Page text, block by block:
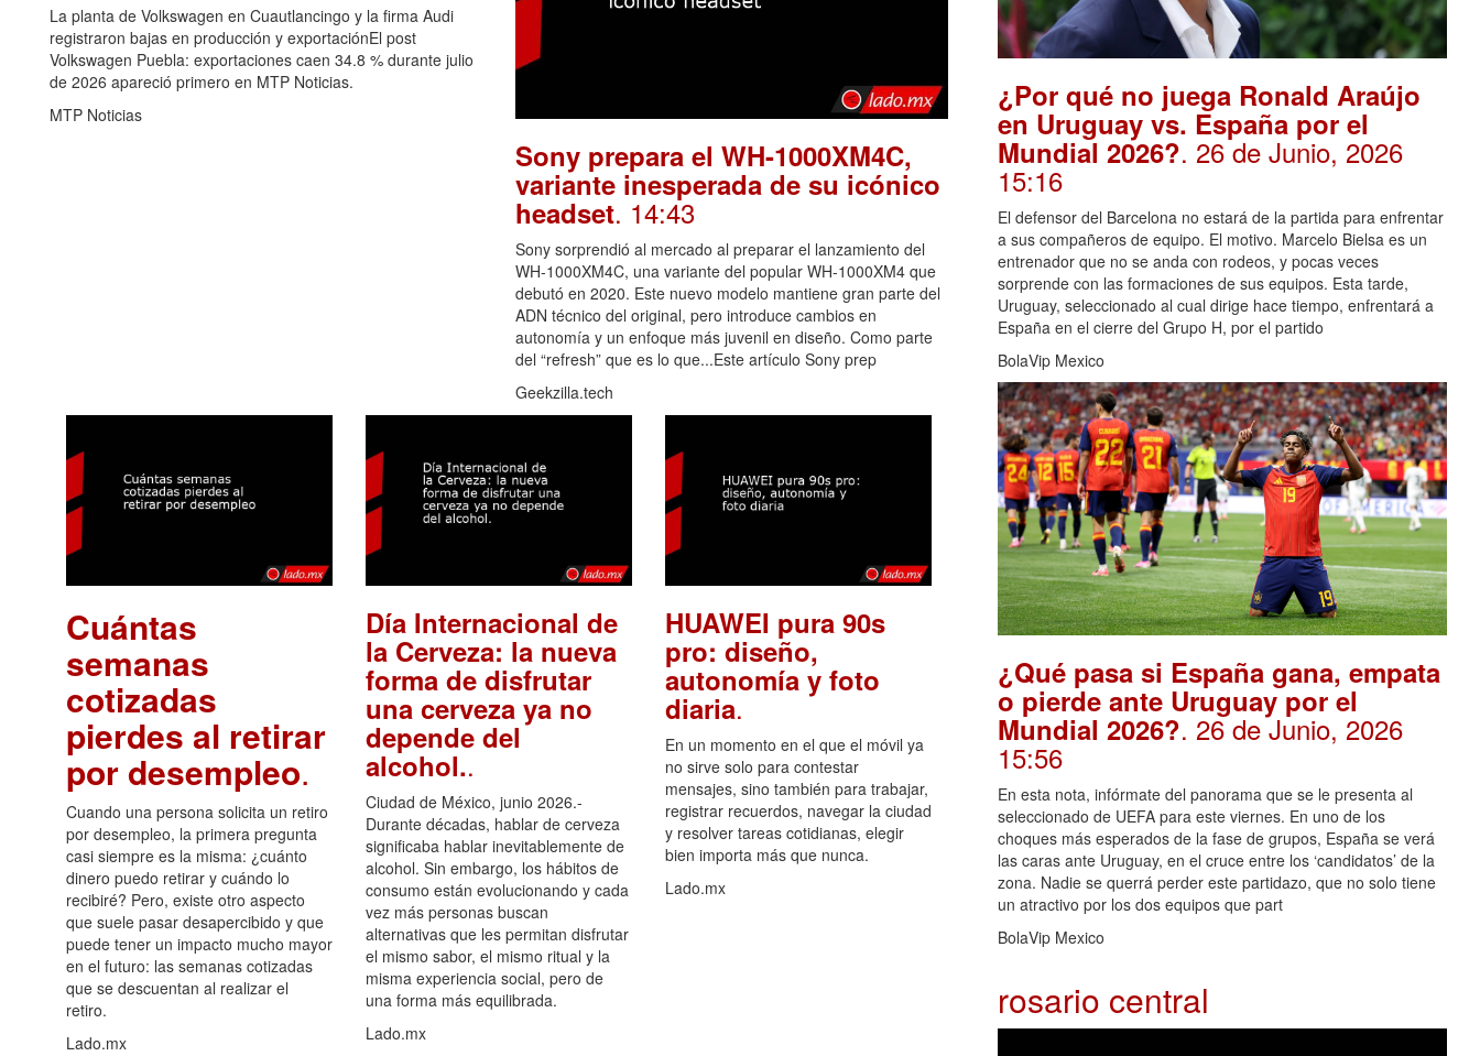
La planta de Volkswagen en Cuautlancingo y la firma Audi
registraron bajas en producción y exportaciónEl post
Volkswagen Puebla: exportaciones caen 34.8 % durante julio
de 2026 apareció primero en MTP Noticias.
MTP Noticias
Sony prepara el WH-1000XM4C,
variante inesperada de su icónico
headset. 14:43
Sony sorprendió al mercado al preparar el lanzamiento del
WH-1000XM4C, una variante del popular WH-1000XM4 que
debutó en 2020. Este nuevo modelo mantiene gran parte del
ADN técnico del original, pero introduce cambios en
autonomía y un enfoque más juvenil en diseño. Como parte
del “refresh” que es lo que...Este artículo Sony prep
Geekzilla.tech
Cuántas
semanas
cotizadas
pierdes al retirar
por desempleo.
Cuando una persona solicita un retiro
por desempleo, la primera pregunta
casi siempre es la misma: ¿cuánto
dinero puedo retirar y cuándo lo
recibiré? Pero, existe otro aspecto
que suele pasar desapercibido y que
puede tener un impacto mucho mayor
en el futuro: las semanas cotizadas
que se descuentan al realizar el
retiro.
Lado.mx
Día Internacional de
la Cerveza: la nueva
forma de disfrutar
una cerveza ya no
depende del
alcohol..
Ciudad de México, junio 2026.-
Durante décadas, hablar de cerveza
significaba hablar inevitablemente de
alcohol. Sin embargo, los hábitos de
consumo están evolucionando y cada
vez más personas buscan
alternativas que les permitan disfrutar
el mismo sabor, el mismo ritual y la
misma experiencia social, pero de
una forma más equilibrada.
Lado.mx
HUAWEI pura 90s
pro: diseño,
autonomía y foto
diaria.
En un momento en el que el móvil ya
no sirve solo para contestar
mensajes, sino también para trabajar,
registrar recuerdos, navegar la ciudad
y resolver tareas cotidianas, elegir
bien importa más que nunca.
Lado.mx
¿Por qué no juega Ronald Araújo
en Uruguay vs. España por el
Mundial 2026?. 26 de Junio, 2026
15:16
El defensor del Barcelona no estará de la partida para enfrentar
a sus compañeros de equipo. El motivo. Marcelo Bielsa es un
entrenador que no se anda con rodeos, y pocas veces
sorprende con las formaciones de sus equipos. Esta tarde,
Uruguay, seleccionado al cual dirige hace tiempo, enfrentará a
España en el cierre del Grupo H, por el partido
BolaVip Mexico
¿Qué pasa si España gana, empata
o pierde ante Uruguay por el
Mundial 2026?. 26 de Junio, 2026
15:56
En esta nota, infórmate del panorama que se le presenta al
seleccionado de UEFA para este viernes. En uno de los
choques más esperados de la fase de grupos, España se verá
las caras ante Uruguay, en el cruce entre los ‘candidatos’ de la
zona. Nadie se querrá perder este partidazo, que no solo tiene
un atractivo por los dos equipos que part
BolaVip Mexico
rosario central